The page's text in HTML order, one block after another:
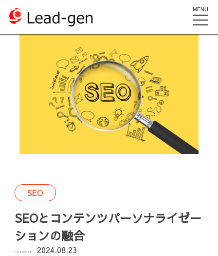
MENU
toggle
SEO
SEOとコンテンツパーソナライゼー
ションの融合
Posted on 2024.08.23